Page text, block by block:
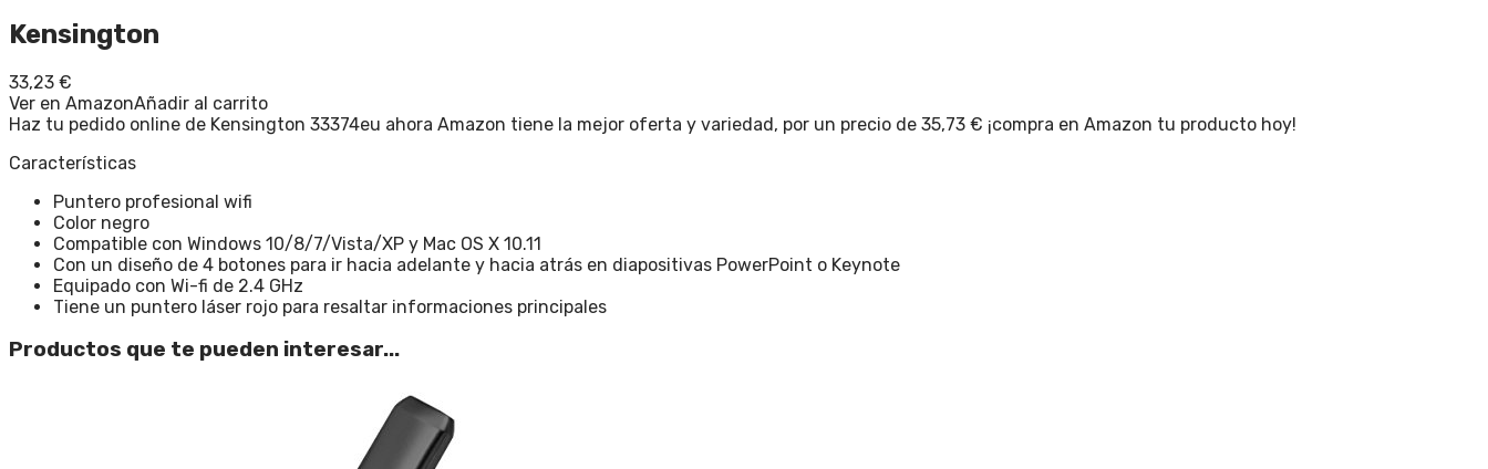
Kensington
33,23 €
Ver en AmazonAñadir al carrito
Haz tu pedido online de Kensington 33374eu ahora Amazon tiene la mejor oferta y variedad, por un precio de 35,73 € ¡compra en Amazon tu producto hoy!
Características
Puntero profesional wifi
Color negro
Compatible con Windows 10/8/7/Vista/XP y Mac OS X 10.11
Con un diseño de 4 botones para ir hacia adelante y hacia atrás en diapositivas PowerPoint o Keynote
Equipado con Wi-fi de 2.4 GHz
Tiene un puntero láser rojo para resaltar informaciones principales
Productos que te pueden interesar...